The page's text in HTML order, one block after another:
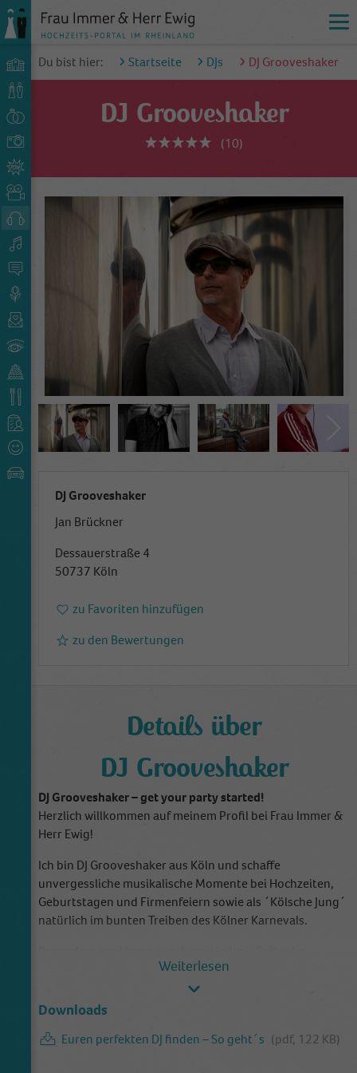
Du bist hier: Startseite DJs DJ Grooveshaker
DJ Grooveshaker
(10)
DJ Grooveshaker
Jan Brückner
Dessauerstraße 4
50737 Köln
zu Favoriten hinzufügen
zu den Bewertungen
Details über
DJ Grooveshaker
DJ Grooveshaker – get your party started!
Herzlich willkommen auf meinem Profil bei Frau Immer &
Herr Ewig!
Ich bin DJ Grooveshaker aus Köln und schaffe
unvergessliche musikalische Momente bei Hochzeiten,
Geburtstagen und Firmenfeiern sowie als ´Kölsche Jung´
natürlich im bunten Treiben des Kölner Karnevals.
Vintage- oder Boho-Style, denn in diesen Settings kann
ich meine musikalischen Vorlieben voll entfalten und als
Discjockey eine ganz persönliche Note setzen.
Ich werde häufig für Hochzeiten mit internationalem
Downloads
Euren perfekten DJ finden – So geht´s (pdf, 122 KB)